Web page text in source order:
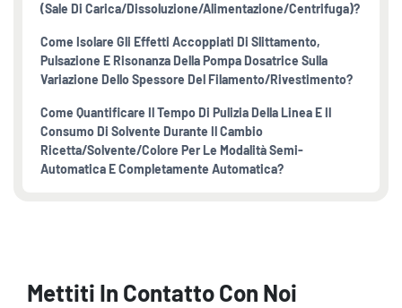
(sale Di Carica/dissoluzione/alimentazione/centrifuga)?
Come Isolare Gli Effetti Accoppiati Di Slittamento,
Pulsazione E Risonanza Della Pompa Dosatrice Sulla
Variazione Dello Spessore Del Filamento/rivestimento?
Come Quantificare Il Tempo Di Pulizia Della Linea E Il
Consumo Di Solvente Durante Il Cambio
Ricetta/solvente/colore Per Le Modalità Semi-
Automatica E Completamente Automatica?
Mettiti In Contatto Con Noi